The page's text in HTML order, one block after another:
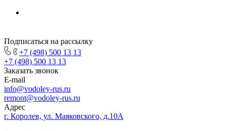
Подписаться на рассылку
+7 (498) 500 13 13
+7 (498) 500 13 13
Заказать звонок
E-mail
info@vodoley-rus.ru
remont@vodoley-rus.ru
Адрес
г. Королев, ул. Маяковского, д.10А